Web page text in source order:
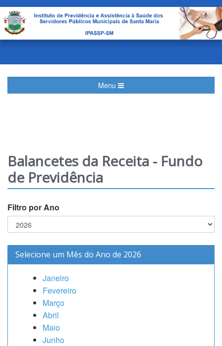
Menu
Balancetes da Receita - Fundo
de Previdência
Filtro por Ano
Selecione um Mês do Ano de 2026
Janeiro
Fevereiro
Março
Abril
Maio
Junho